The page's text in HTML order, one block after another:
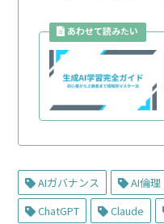
AIガバナンス AI倫理
ChatGPT
Claude